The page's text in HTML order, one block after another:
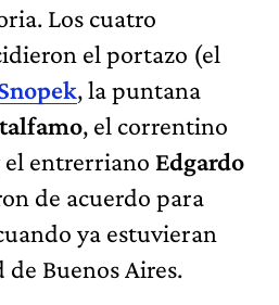
Los cuatro
el portazo (el
, la puntana
, el correntino
el entrerriano Edgardo
de acuerdo para
ya estuvieran
Buenos Aires.